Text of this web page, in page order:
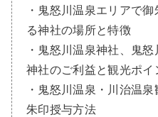
・鬼怒川温泉エリアで
る神社の場所と特徴
・鬼怒川温泉神社、鬼
神社のご利益と観光ポイ
・鬼怒川温泉・川治温
朱印授与方法